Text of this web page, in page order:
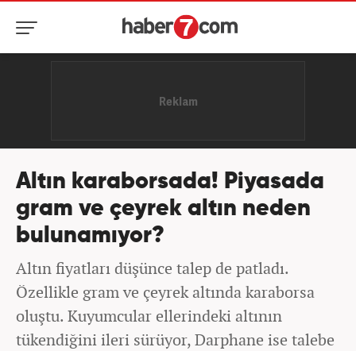
Altın karaborsada! Piyasada
gram ve çeyrek altın neden
bulunamıyor?
Altın fiyatları düşünce talep de patladı.
Özellikle gram ve çeyrek altında karaborsa
oluştu. Kuyumcular ellerindeki altının
tükendiğini ileri sürüyor, Darphane ise talebe